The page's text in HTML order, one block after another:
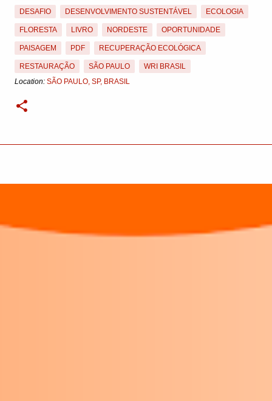
DESAFIO DESENVOLVIMENTO SUSTENTÁVEL ECOLOGIA
FLORESTA LIVRO NORDESTE OPORTUNIDADE
PAISAGEM PDF RECUPERAÇÃO ECOLÓGICA
RESTAURAÇÃO SÃO PAULO
WRI BRASIL
Location: SÃO PAULO, SP, BRASIL